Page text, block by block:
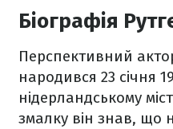
Біографія
Перспективний
народився 23 січня
нідерландському
змалку він знав, що